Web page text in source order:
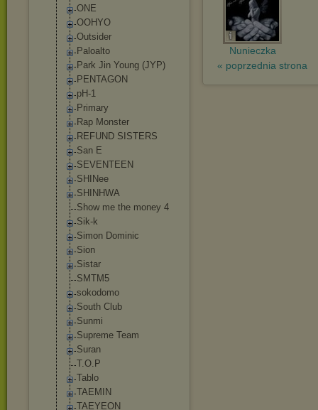
ONE
OOHYO
Outsider
Paloalto
Park Jin Young (JYP)
PENTAGON
pH-1
Primary
Rap Monster
REFUND SISTERS
San E
SEVENTEEN
SHINee
SHINHWA
Show me the money 4
Sik-k
Simon Dominic
Sion
Sistar
SMTM5
sokodomo
South Club
Sunmi
Supreme Team
Suran
T.O.P
Tablo
TAEMIN
TAEYEON
Nunieczka
« poprzednia strona